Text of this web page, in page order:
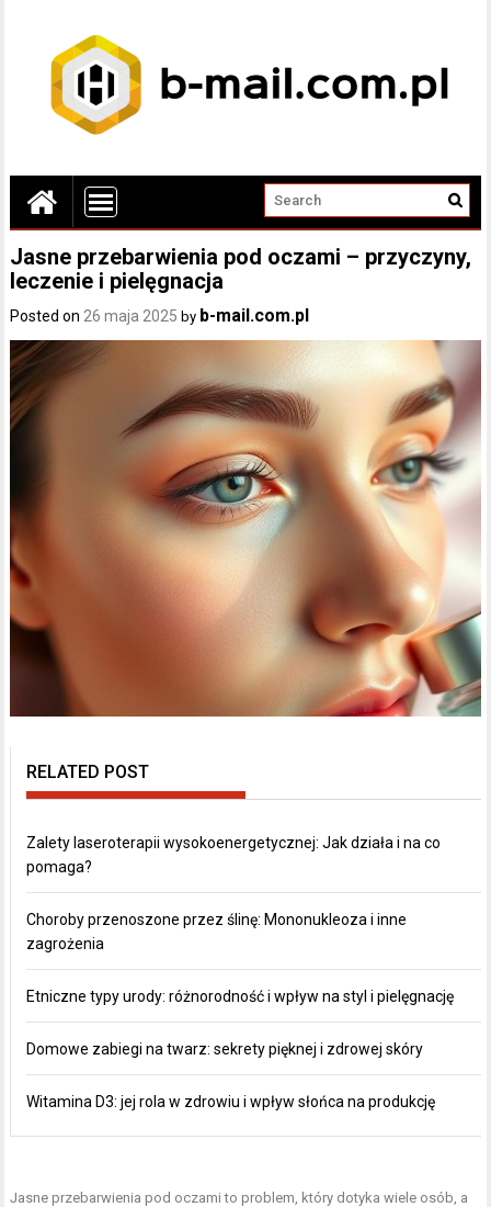
Jasne przebarwienia pod oczami – przyczyny,
leczenie i pielęgnacja
Posted on 26 maja 2025 by b-mail.com.pl
RELATED POST
Zalety laseroterapii wysokoenergetycznej: Jak działa i na co
pomaga?
Choroby przenoszone przez ślinę: Mononukleoza i inne
zagrożenia
Etniczne typy urody: różnorodność i wpływ na styl i pielęgnację
Domowe zabiegi na twarz: sekrety pięknej i zdrowej skóry
Witamina D3: jej rola w zdrowiu i wpływ słońca na produkcję
Jasne przebarwienia pod oczami to problem, który dotyka wiele osób, a